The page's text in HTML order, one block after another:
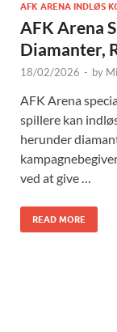
AFK ARENA INDLØS
AFK Arena
Diamanter,
18/02/2026 - by
AFK Arena
spillere kan
herunder
ved at give …
READ MORE